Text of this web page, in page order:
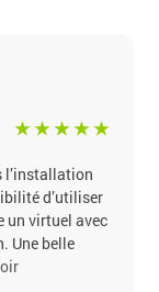
l’installation
d’utiliser
un virtuel avec
Une belle